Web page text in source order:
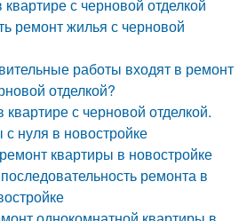
с черновой отделкой
ремонт жилья с черновой
работы входят в ремонт
отделкой?
квартире с черновой отделкой.
нуля в новостройке
квартиры в новостройке
ремонта в